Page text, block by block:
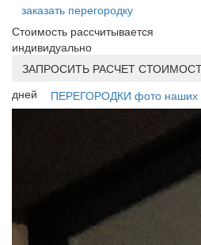
заказать перегородку
Стоимость рассчитывается
индивидуально
ЗАПРОСИТЬ РАСЧЕТ
дней
ПЕРЕГОРОДКИ фото наших